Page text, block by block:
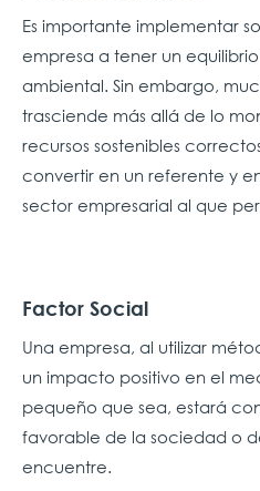
Es importante implementar
empresa a tener un
ambiental. Sin embargo,
trasciende más allá de lo
recursos sostenibles
convertir en un referente y
sector empresarial al que
Factor Social
Una empresa, al utilizar
un impacto positivo en el
pequeño que sea, estará
favorable de la sociedad o
encuentre.